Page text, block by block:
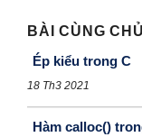
BÀI CÙNG
Ép kiểu trong C
18 Th3 2021
Hàm calloc()